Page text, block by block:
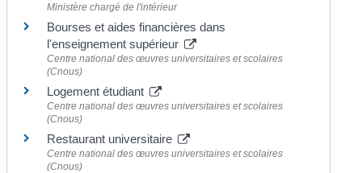
Ministère chargé de l'intérieur
Bourses et aides financières dans
l'enseignement supérieur
Centre national des œuvres universitaires et scolaires
(Cnous)
Logement étudiant
Centre national des œuvres universitaires et scolaires
(Cnous)
Restaurant universitaire
Centre national des œuvres universitaires et scolaires
(Cnous)